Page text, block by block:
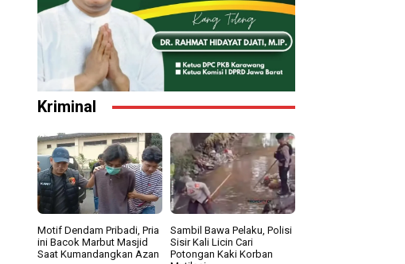
Kriminal
Motif Dendam Pribadi, Pria
ini Bacok Marbut Masjid
Saat Kumandangkan Azan
Sambil Bawa Pelaku, Polisi
Sisir Kali Licin Cari
Potongan Kaki Korban